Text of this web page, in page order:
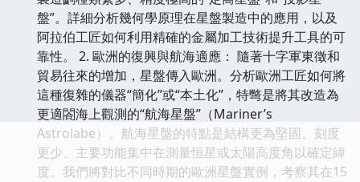
盤”。詳細分析幾何學原理在星盤製造中的應用，以及
阿拉伯工匠如何利用精確的金屬加工技術提升工具的可
靠性。 2. 歐洲的復興與航海適應： 隨著十字軍東徵和
貿易往來的增加，星盤傳入歐洲。分析歐洲工匠如何將
這種復雜的儀器“簡化”或“本土化”，特彆是將其改造為
更適閤海上觀測的“航海星盤”（Mariner’s
Astrolabe）。航海星盤的特點是結構更為堅固、刻度
更少、主要功能集中在測量恒星或太陽高度角以確定緯
度。我們將對比不同時期的歐洲星盤實例，考察其在15